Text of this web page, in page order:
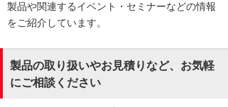
製品や関連するイベント・セミナーなどの情報
をご紹介しています。
製品の取り扱いやお見積りなど、お気軽
にご相談ください